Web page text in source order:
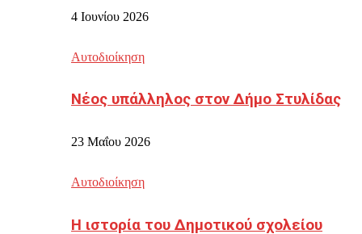
4 Ιουνίου 2026
Αυτοδιοίκηση
Νέος υπάλληλος στον Δήμο Στυλίδας
23 Μαΐου 2026
Αυτοδιοίκηση
Η ιστορία του Δημοτικού σχολείου